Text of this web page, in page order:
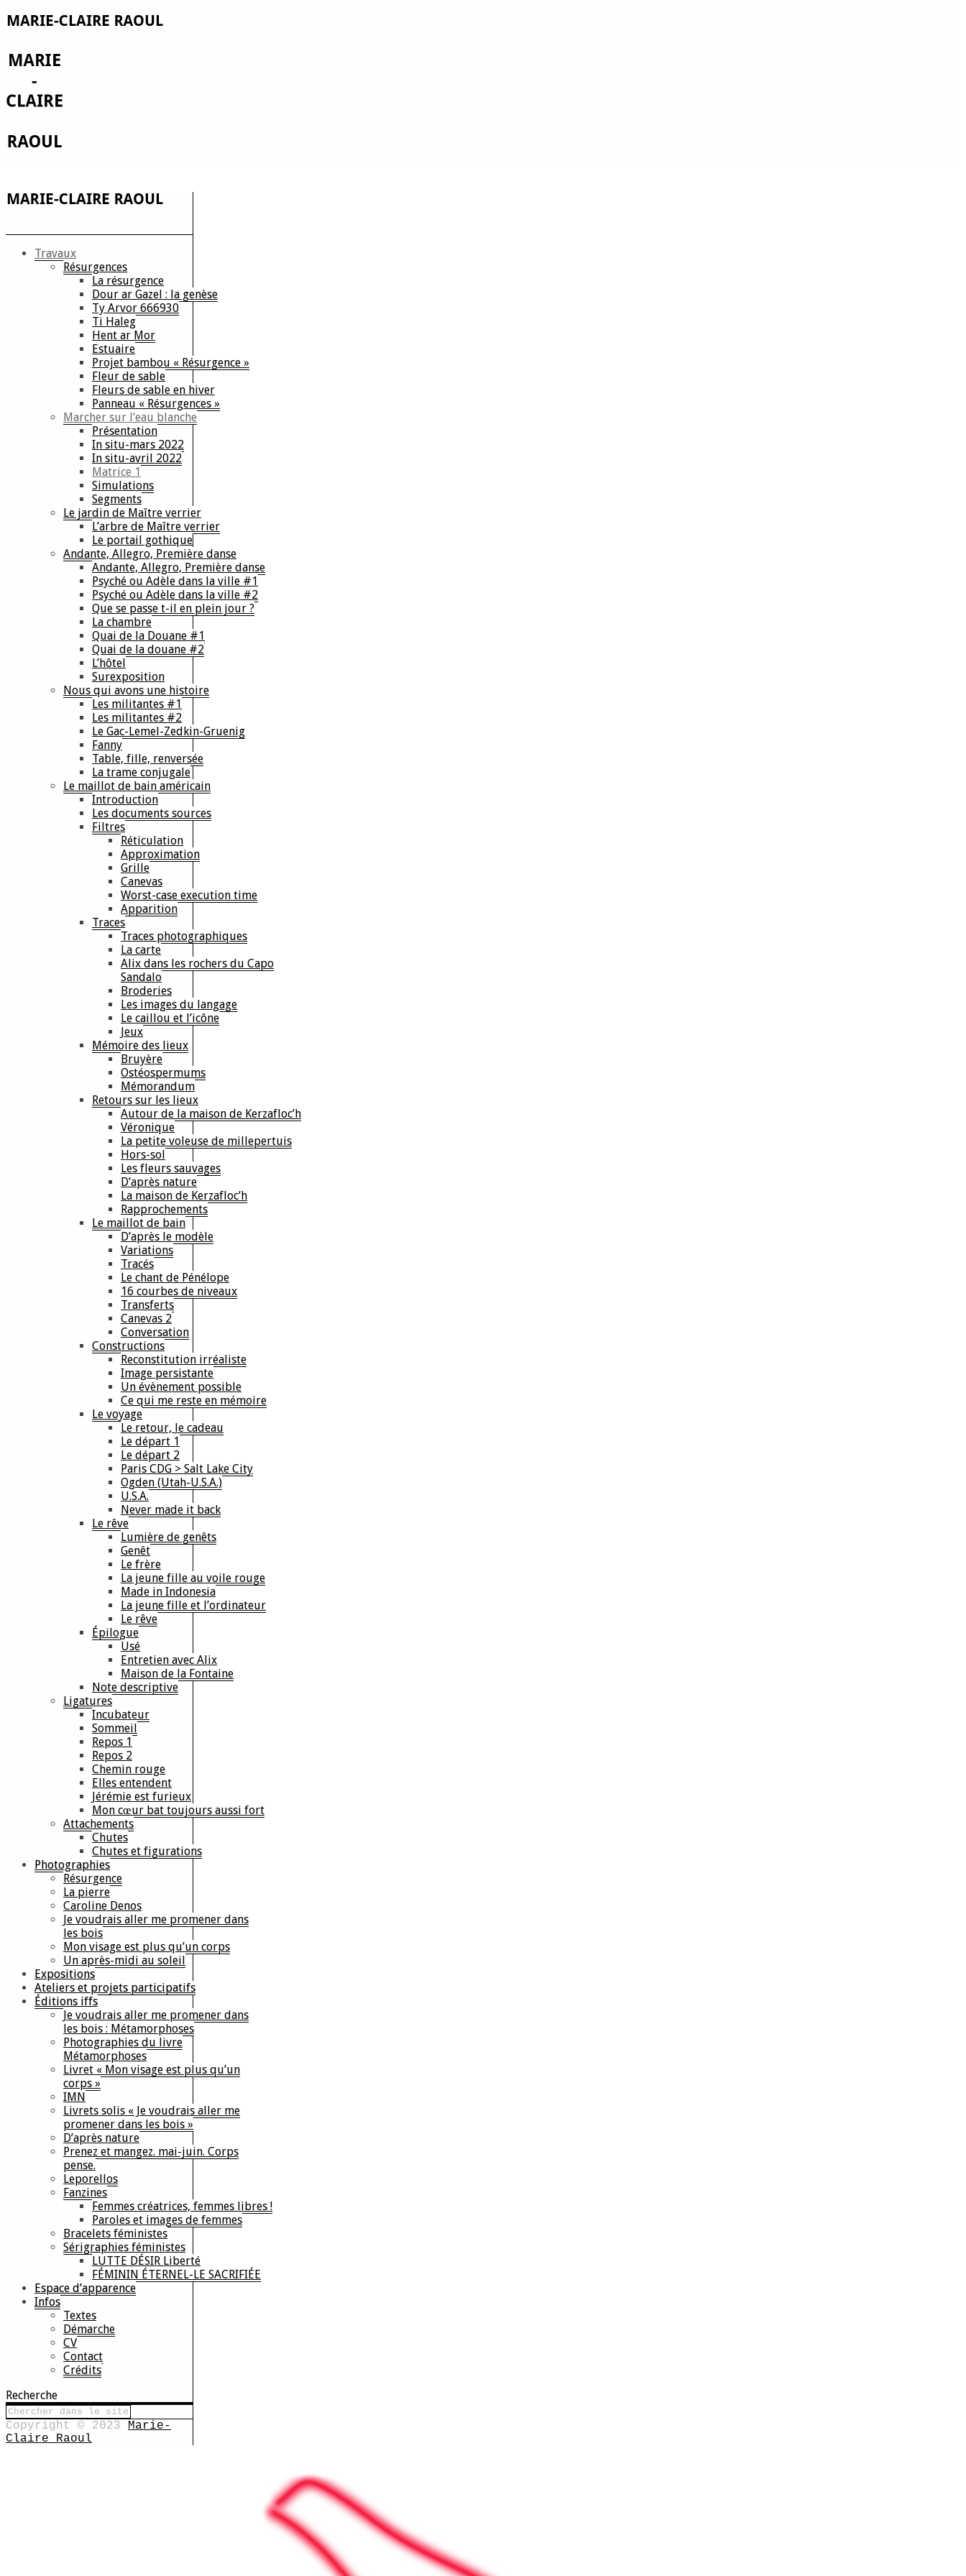
Travaux
Résurgences
La résurgence
Dour ar Gazel : la genèse
Ty Arvor 666930
Ti Haleg
Hent ar Mor
Estuaire
Projet bambou « Résurgence »
Fleur de sable
Fleurs de sable en hiver
Panneau « Résurgences »
Marcher sur l’eau blanche
Présentation
In situ-mars 2022
In situ-avril 2022
Matrice 1
Simulations
Segments
Le jardin de Maître verrier
L’arbre de Maître verrier
Le portail gothique
Andante, Allegro, Première danse
Andante, Allegro, Première danse
Psyché ou Adèle dans la ville #1
Psyché ou Adèle dans la ville #2
Que se passe t-il en plein jour ?
La chambre
Quai de la Douane #1
Quai de la douane #2
L’hôtel
Surexposition
Nous qui avons une histoire
Les militantes #1
Les militantes #2
Le Gac-Lemel-Zedkin-Gruenig
Fanny
Table, fille, renversée
La trame conjugale
Le maillot de bain américain
Introduction
Les documents sources
Filtres
Réticulation
Approximation
Grille
Canevas
Worst-case execution time
Apparition
Traces
Traces photographiques
La carte
Alix dans les rochers du Capo
Sandalo
Broderies
Les images du langage
Le caillou et l’icône
Jeux
Mémoire des lieux
Bruyère
Ostéospermums
Mémorandum
Retours sur les lieux
Autour de la maison de Kerzafloc’h
Véronique
La petite voleuse de millepertuis
Hors-sol
Les fleurs sauvages
D’après nature
La maison de Kerzafloc’h
Rapprochements
Le maillot de bain
D’après le modèle
Variations
Tracés
Le chant de Pénélope
16 courbes de niveaux
Transferts
Canevas 2
Conversation
Constructions
Reconstitution irréaliste
Image persistante
Un évènement possible
Ce qui me reste en mémoire
Le voyage
Le retour, le cadeau
Le départ 1
Le départ 2
Paris CDG > Salt Lake City
Ogden (Utah-U.S.A.)
U.S.A.
Never made it back
Le rêve
Lumière de genêts
Genêt
Le frère
La jeune fille au voile rouge
Made in Indonesia
La jeune fille et l’ordinateur
Le rêve
Épilogue
Usé
Entretien avec Alix
Maison de la Fontaine
Note descriptive
Ligatures
Incubateur
Sommeil
Repos 1
Repos 2
Chemin rouge
Elles entendent
Jérémie est furieux
Mon cœur bat toujours aussi fort
Attachements
Chutes
Chutes et figurations
Photographies
Résurgence
La pierre
Caroline Denos
Je voudrais aller me promener dans
les bois
Mon visage est plus qu’un corps
Un après-midi au soleil
Expositions
Ateliers et projets participatifs
Éditions iffs
Je voudrais aller me promener dans
les bois : Métamorphoses
Photographies du livre
Métamorphoses
Livret « Mon visage est plus qu’un
corps »
IMN
Livrets solis « Je voudrais aller me
promener dans les bois »
D’après nature
Prenez et mangez. mai-juin. Corps
pense.
Leporellos
Fanzines
Femmes créatrices, femmes libres !
Paroles et images de femmes
Bracelets féministes
Sérigraphies féministes
LUTTE DÉSIR Liberté
FÉMININ ÉTERNEL-LE SACRIFIÉE
Espace d’apparence
Infos
Textes
Démarche
CV
Contact
Crédits
Recherche
Copyright © 2023 Marie-
Claire Raoul